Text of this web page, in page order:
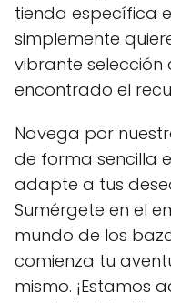
tienda específica
simplemente
vibrante selección
encontrado el
Navega por
de forma sencilla
adapte a tus
Sumérgete en el
mundo de los
comienza tu
mismo. ¡Estamos